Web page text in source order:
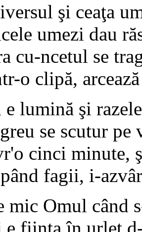
şi ceaţa
umezi dau
cu-ncetul se
o clipă,
lumină şi
se scutur pe
cinci minute,
fagii, i-
mic Omul când
e fiinţa în urlet